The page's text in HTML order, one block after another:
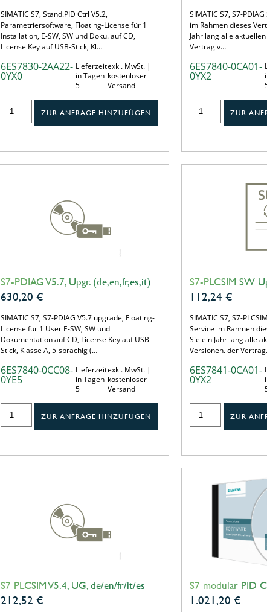
SIMATIC S7, Stand.PID Ctrl V5.2,
Parametriersoftware, Floating-License für 1
Installation, E-SW, SW und Doku. auf CD,
License Key auf USB-Stick, Kl…
6ES7830-2AA22-
0YX0
Lieferzeit
in Tagen
5
exkl. MwSt. |
kostenloser
Versand
ZUR ANFRAGE HINZUFÜGEN
SIMATIC S7, S7-
im Rahmen dieses
Jahr lang alle
Vertrag v…
6ES7840-0CA01-
0YX2
ZUR
S7-PDIAG V5.7, Upgr. (de,en,fr,es,it)
630,20 €
SIMATIC S7, S7-PDIAG V5.7 upgrade, Floating-
License für 1 User E-SW, SW und
Dokumentation auf CD, License Key auf USB-
Stick, Klasse A, 5-sprachig (…
6ES7840-0CC08-
0YE5
Lieferzeit
in Tagen
5
exkl. MwSt. |
kostenloser
Versand
ZUR ANFRAGE HINZUFÜGEN
S7-PLCSIM SW
112,24 €
SIMATIC S7, S7-
Service im Rahmen
Sie ein Jahr lang alle
Versionen. der
6ES7841-0CA01-
0YX2
ZUR
S7 PLCSIM V5.4, UG, de/en/fr/it/es
212,52 €
S7 modular PID
1.021,20 €